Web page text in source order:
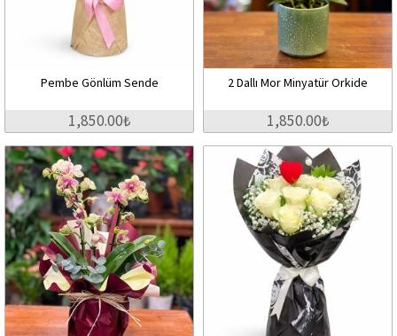
Pembe Gönlüm Sende
1,850.00₺
2 Dallı Mor Minyatür Orkide
1,850.00₺